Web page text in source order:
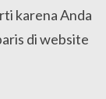
karena Anda
di website